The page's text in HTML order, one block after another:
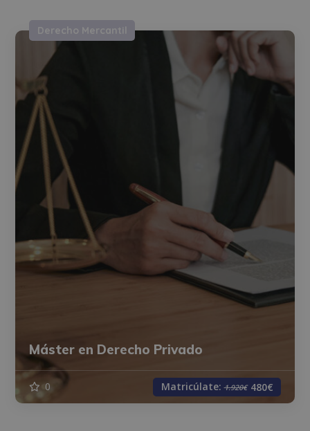
Derecho Mercantil
Máster en Derecho Privado
0 Matricúlate:1.920€ 480€